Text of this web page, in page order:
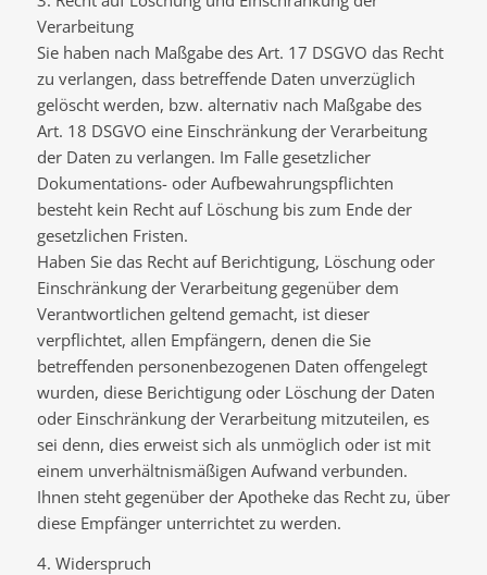
Verarbeitung
Sie haben nach Maßgabe des Art. 17 DSGVO das Recht
zu verlangen, dass betreffende Daten unverzüglich
gelöscht werden, bzw. alternativ nach Maßgabe des
Art. 18 DSGVO eine Einschränkung der Verarbeitung
der Daten zu verlangen. Im Falle gesetzlicher
Dokumentations- oder Aufbewahrungspflichten
besteht kein Recht auf Löschung bis zum Ende der
gesetzlichen Fristen.
Haben Sie das Recht auf Berichtigung, Löschung oder
Einschränkung der Verarbeitung gegenüber dem
Verantwortlichen geltend gemacht, ist dieser
verpflichtet, allen Empfängern, denen die Sie
betreffenden personenbezogenen Daten offengelegt
wurden, diese Berichtigung oder Löschung der Daten
oder Einschränkung der Verarbeitung mitzuteilen, es
sei denn, dies erweist sich als unmöglich oder ist mit
einem unverhältnismäßigen Aufwand verbunden.
Ihnen steht gegenüber der Apotheke das Recht zu, über
diese Empfänger unterrichtet zu werden.
4. Widerspruch